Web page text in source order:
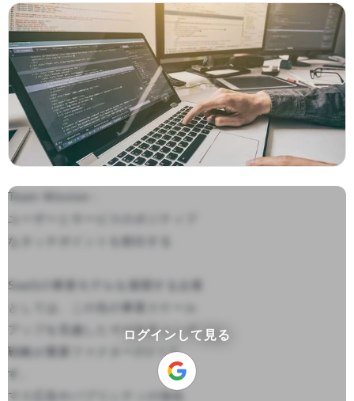
Team Mission：
ユーザーとサービスのポジティブ
なタッチポイントを創出する
SaaSの事業モデルを展開する企業
としては、この先の事業スケール
アップを見越したマーケティング
戦略が重要ファクターの1つで
す。
マス広告やパブリシティの強化
ログインして見る